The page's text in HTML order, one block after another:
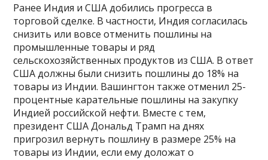
Ранее Индия и США добились прогресса в
торговой сделке. В частности, Индия согласилась
снизить или вовсе отменить пошлины на
промышленные товары и ряд
сельскохозяйственных продуктов из США. В ответ
США должны были снизить пошлины до 18% на
товары из Индии. Вашингтон также отменил 25-
процентные карательные пошлины на закупку
Индией российской нефти. Вместе с тем,
президент США Дональд Трамп на днях
пригрозил вернуть пошлину в размере 25% на
товары из Индии, если ему доложат о